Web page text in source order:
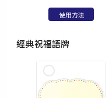
手提電話登入
使用方法
經典祝福語牌